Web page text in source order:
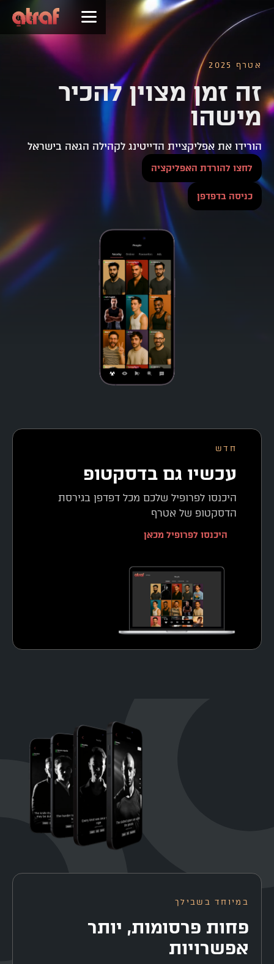
English
אטרף 2025
זה זמן מצוין להכיר
מישהו
הורידו את אפליקציית הדייטינג לקהילה הגאה בישראל
לחצו להורדת האפליקציה
כניסה בדפדפן
חדש
עכשיו גם בדסקטופ
היכנסו לפרופיל שלכם מכל דפדפן בגירסת
הדסקטופ של אטרף
היכנסו לפרופיל מכאן
במיוחד בשבילך
פחות פרסומות, יותר
אפשרויות